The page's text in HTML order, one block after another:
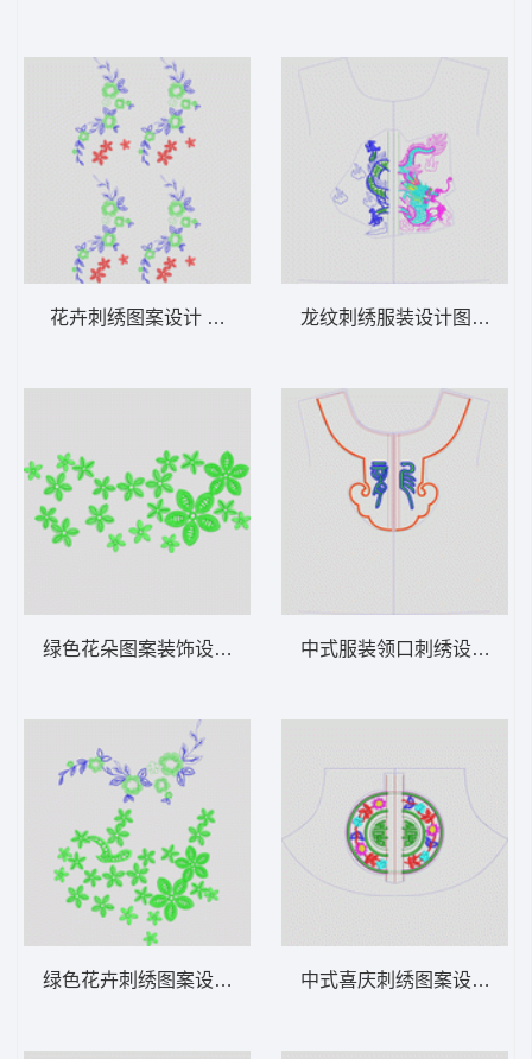
花卉刺绣图案设计 简单花
绿色花朵图案装饰设计 简单花
绿色花卉刺绣图案设计 简单花
龙纹刺绣服装设计图 龙动物
中式服装领口刺绣设计图
中式喜庆刺绣图案设计 吉